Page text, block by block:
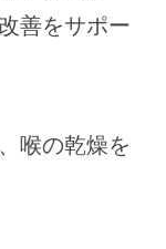
善をサポー
喉の乾燥を